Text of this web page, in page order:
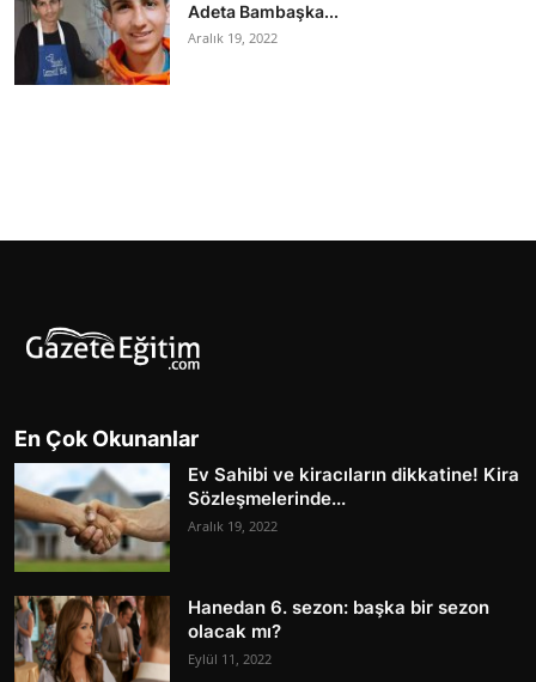
Adeta Bambaşka...
Aralık 19, 2022
En Çok Okunanlar
Ev Sahibi ve kiracıların dikkatine! Kira
Sözleşmelerinde...
Aralık 19, 2022
Hanedan 6. sezon: başka bir sezon
olacak mı?
Eylül 11, 2022